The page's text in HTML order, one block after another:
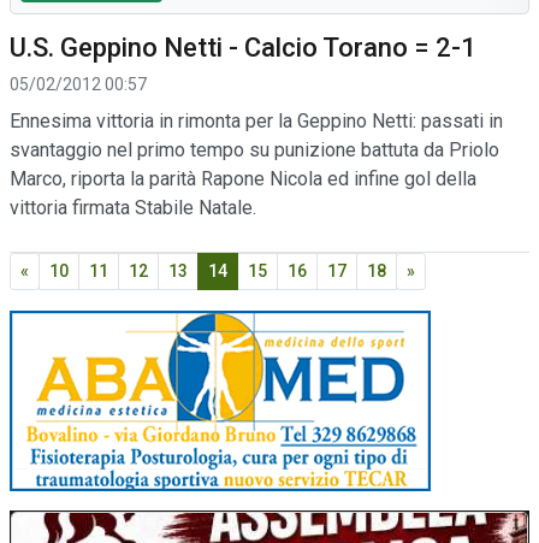
U.S. Geppino Netti - Calcio Torano = 2-1
05/02/2012 00:57
Ennesima vittoria in rimonta per la Geppino Netti: passati in
svantaggio nel primo tempo su punizione battuta da Priolo
Marco, riporta la parità Rapone Nicola ed infine gol della
vittoria firmata Stabile Natale.
« 10 11 12 13 14 15 16 17 18 »